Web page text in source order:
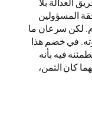
المسؤولين
لكن سرعان ما
في خضم هذا
فيه بأنه
كان الثمن،